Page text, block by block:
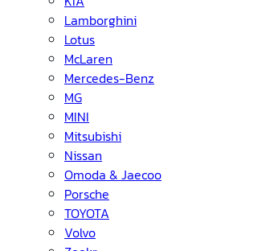
Lamborghini
Lotus
McLaren
Mercedes-Benz
MG
MINI
Mitsubishi
Nissan
Omoda & Jaecoo
Porsche
TOYOTA
Volvo